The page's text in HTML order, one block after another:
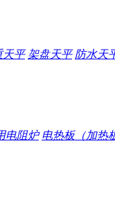
天平 架盘天平 防水天
电阻炉 电热板（加热